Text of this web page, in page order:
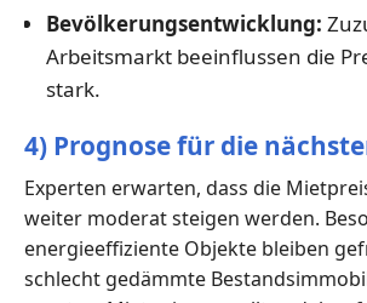
Bevölkerungsentwicklung:
Arbeitsmarkt beeinflussen die
stark.
4) Prognose für die
Experten erwarten, dass die
weiter moderat steigen werden.
energieeffiziente Objekte bleiben
schlecht gedämmte